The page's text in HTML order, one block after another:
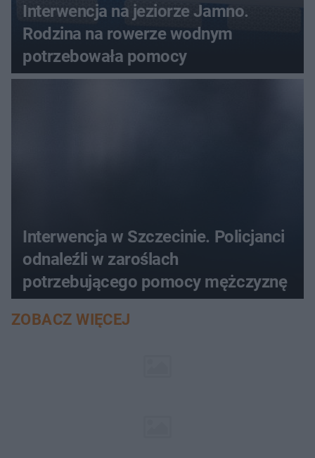
Interwencja na jeziorze Jamno.
Rodzina na rowerze wodnym
potrzebowała pomocy
Interwencja w Szczecinie. Policjanci
odnaleźli w zaroślach
potrzebującego pomocy mężczyznę
ZOBACZ WIĘCEJ